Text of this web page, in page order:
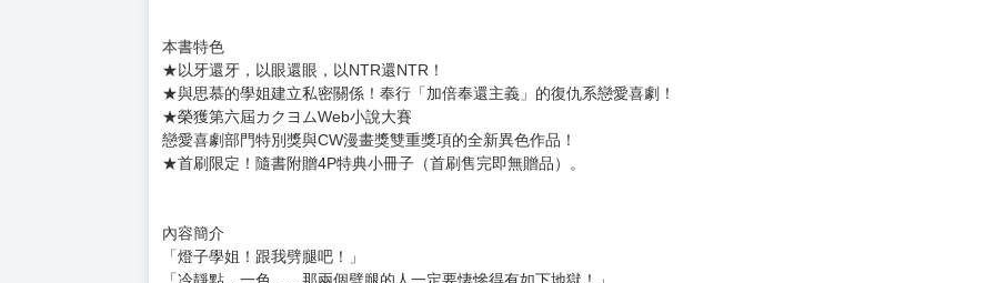
因為女朋友被學長NTR了，我也要NTR學長的女朋友 (1)
彼女が先輩にNTRれたので、先輩の彼女をNTRます
定 價：250元
作 者：Main Author：震電 みひろ Painter：加川 壱互
出版社：台灣角川
規 格：32開(12.7x18.8 cm) / 1.4 (cm) / 312.0(g) / 彩 6頁 / 單 320頁 / 總頁數 326頁
本書特色